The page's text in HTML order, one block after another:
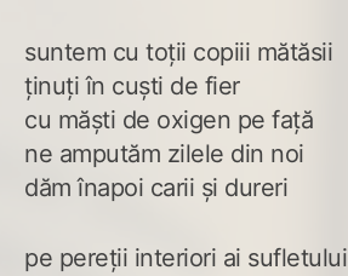
suntem cu toții copiii mătăsii
ținuți în cuști de fier
cu măști de oxigen pe față
ne amputăm zilele din noi
dăm înapoi carii și dureri
pe pereții interiori ai sufletului